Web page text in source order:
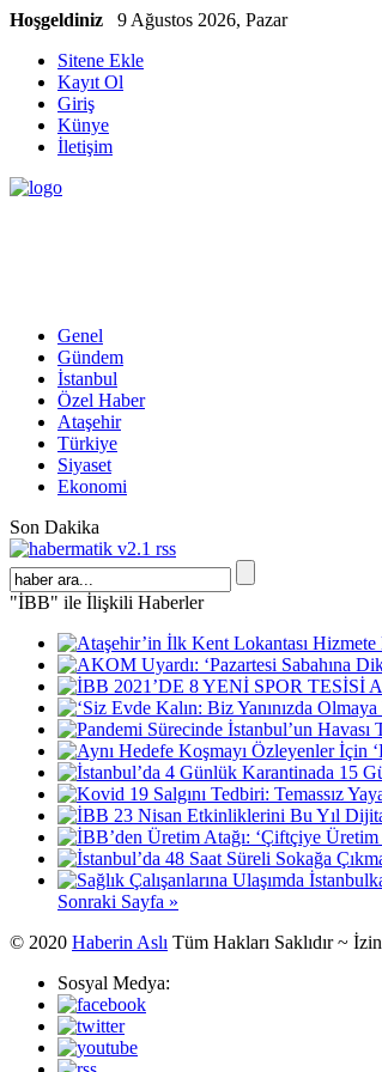
Hoşgeldiniz
9 Ağustos 2026, Pazar
Sitene Ekle
Kayıt Ol
Giriş
Künye
İletişim
Genel
Gündem
İstanbul
Özel Haber
Ataşehir
Türkiye
Siyaset
Ekonomi
Son Dakika
"İBB" ile İlişkili Haberler
Sonraki Sayfa »
© 2020 Haberin Aslı Tüm Hakları Saklıdır ~
Sosyal Medya: